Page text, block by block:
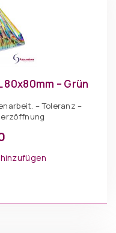
– Grün
– Toleranz –